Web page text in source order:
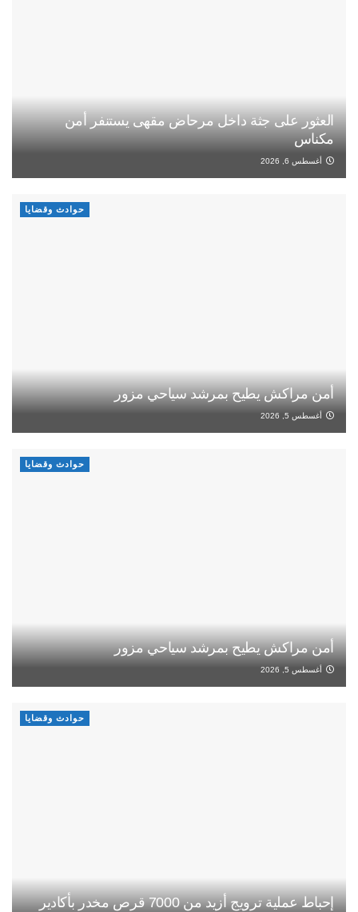
العثور على جثة داخل مرحاض مقهى يستنفر أمن
مكناس
أغسطس 6, 2026
حوادث وقضايا
أمن مراكش يطيح بمرشد سياحي مزور
أغسطس 5, 2026
حوادث وقضايا
أمن مراكش يطيح بمرشد سياحي مزور
أغسطس 5, 2026
حوادث وقضايا
إحباط عملية ترويج أزيد من 7000 قرص مخدر بأكادير